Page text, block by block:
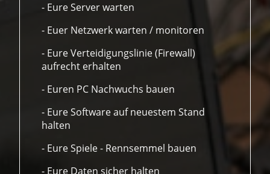
- Eure Server warten
- Euer Netzwerk warten / monitoren
- Eure Verteidigungslinie (Firewall)
aufrecht erhalten
- Euren PC Nachwuchs bauen
- Eure Software auf neuestem Stand
halten
- Eure Spiele - Rennsemmel bauen
- Eure Daten sicher halten